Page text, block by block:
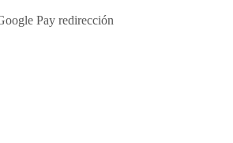
Pay redirección